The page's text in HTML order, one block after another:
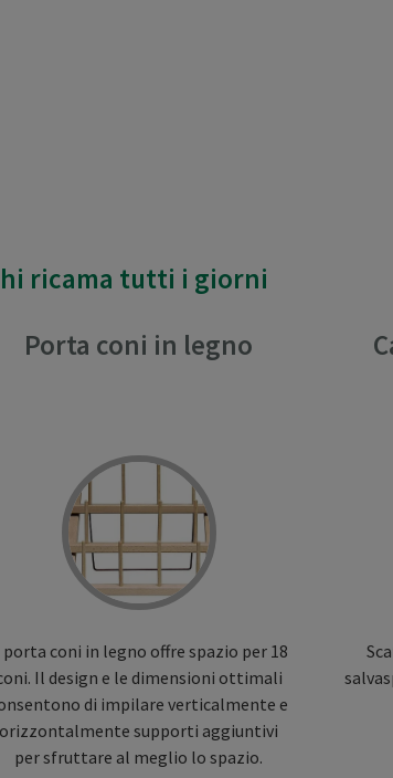
ricama tutti i giorni
Porta coni in legno
coni in legno offre spazio per 18
Il design e le dimensioni ottimali
di impilare verticalmente e
orizzontalmente supporti aggiuntivi
per sfruttare al meglio lo spazio.